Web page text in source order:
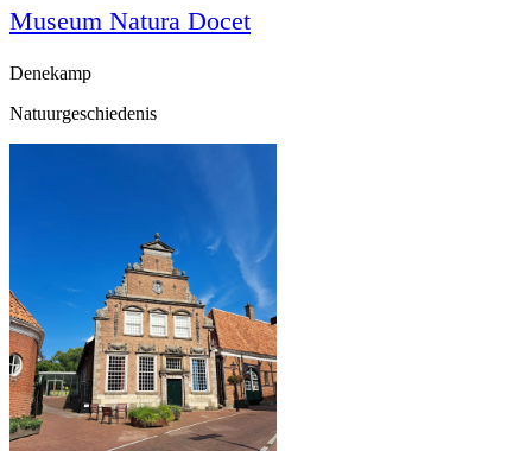
Museum Natura Docet
Denekamp
Natuurgeschiedenis